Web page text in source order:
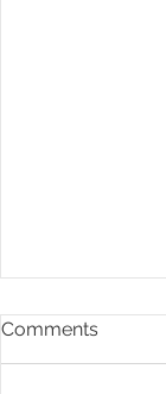
Comments